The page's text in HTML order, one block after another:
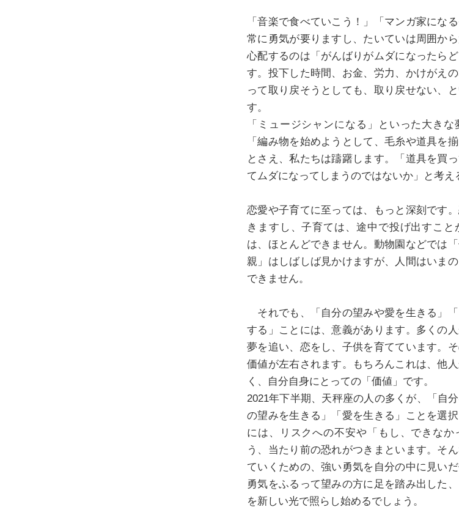
「音楽で食べていこう！」「マンガ家にな
常に勇気が要りますし、たいていは周囲か
心配するのは「がんばりがムダになったら
す。投下した時間、お金、労力、かけがえ
って取り戻そうとしても、取り戻せない、
す。
「ミュージシャンになる」といった大き
「編み物を始めようとして、毛糸や道具を
とさえ、私たちは躊躇します。「道具を買
てムダになってしまうのではないか」と考え
恋愛や子育てに至っては、もっと深刻です
きますし、子育ては、途中で投げ出すこ
は、ほとんどできません。動物園などでは
親」はしばしば見かけますが、人間はいま
できません。
それでも、「自分の望みや愛を生きる」
する」ことには、意義があります。多くの
夢を追い、恋をし、子供を育てています。
価値が左右されます。もちろんこれは、他
く、自分自身にとっての「価値」です。
2021年下半期、天秤座の人の多くが、「自
の望みを生きる」「愛を生きる」ことを選
には、リスクへの不安や「もし、できなか
う、当たり前の恐れがつきまといます。そ
ていくための、強い勇気を自分の中に見い
勇気をふるって望みの方に足を踏み出した
を新しい光で照らし始めるでしょう。